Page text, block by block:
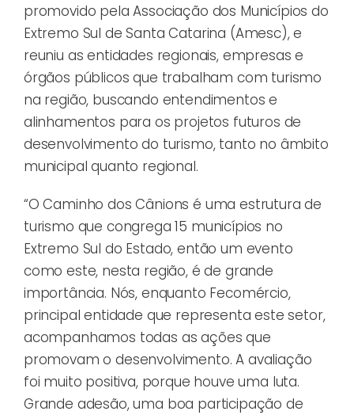
promovido pela Associação dos Municípios do
Extremo Sul de Santa Catarina (Amesc), e
reuniu as entidades regionais, empresas e
órgãos públicos que trabalham com turismo
na região, buscando entendimentos e
alinhamentos para os projetos futuros de
desenvolvimento do turismo, tanto no âmbito
municipal quanto regional.
“O Caminho dos Cânions é uma estrutura de
turismo que congrega 15 municípios no
Extremo Sul do Estado, então um evento
como este, nesta região, é de grande
importância. Nós, enquanto Fecomércio,
principal entidade que representa este setor,
acompanhamos todas as ações que
promovam o desenvolvimento. A avaliação
foi muito positiva, porque houve uma luta.
Grande adesão, uma boa participação de